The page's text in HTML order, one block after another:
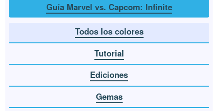
Guía Marvel vs. Capcom: Infinite
Todos los colores
Tutorial
Ediciones
Gemas